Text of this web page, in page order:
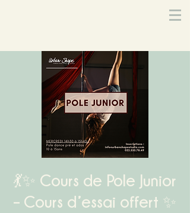
💃✨ Cours de Pole Junior
– Cours d’essai offert ✨